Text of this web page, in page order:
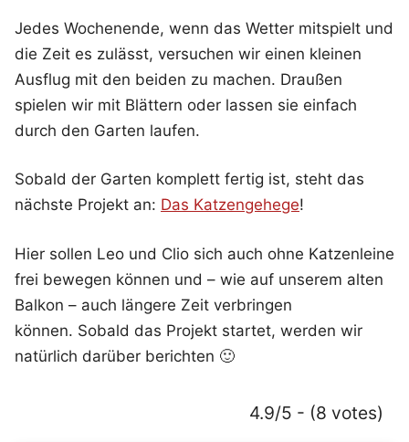
Jedes Wochenende, wenn das Wetter mitspielt und
die Zeit es zulässt, versuchen wir einen kleinen
Ausflug mit den beiden zu machen. Draußen
spielen wir mit Blättern oder lassen sie einfach
durch den Garten laufen.
Sobald der Garten komplett fertig ist, steht das
nächste Projekt an: Das Katzengehege!
Hier sollen Leo und Clio sich auch ohne Katzenleine
frei bewegen können und – wie auf unserem alten
Balkon – auch längere Zeit verbringen
können. Sobald das Projekt startet, werden wir
natürlich darüber berichten 🙂
4.9/5 - (8 votes)